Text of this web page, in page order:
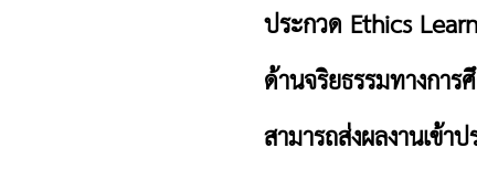
ประกวด Ethics
ด้านจริยธรรมทางกา
สามารถส่งผลงานเข้